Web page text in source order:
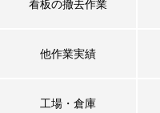
看板の撤去作業
他作業実績
工場・倉庫